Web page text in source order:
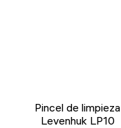
Pincel de limpieza
Levenhuk LP10